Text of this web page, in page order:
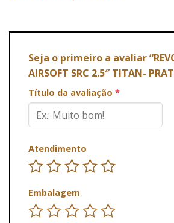
Seja o primeiro a avaliar
AIRSOFT SRC 2.5″ TITAN-
Título da avaliação *
Atendimento
Embalagem